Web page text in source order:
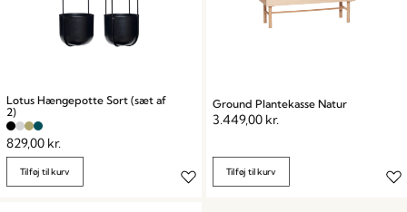
Lotus Hængepotte Sort (sæt af
2)
829,00 kr.
Tilføj til kurv
Ground Plantekasse Natur
3.449,00 kr.
Tilføj til kurv